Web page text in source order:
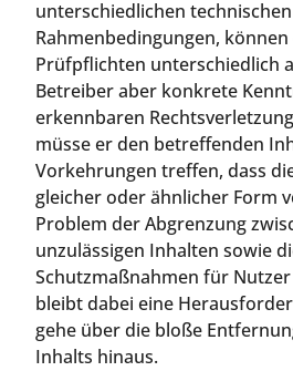
unterschiedlichen
Rahmenbedingungen,
Prüfpflichten unterschiedlich
Betreiber aber konkrete
erkennbaren
müsse er den betreffenden
Vorkehrungen treffen, dass
gleicher oder ähnlicher Form
Problem der Abgrenzung
unzulässigen Inhalten sowie
Schutzmaßnahmen für
bleibt dabei eine
gehe über die bloße
Inhalts hinaus.